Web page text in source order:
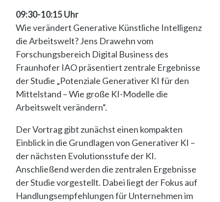
09:30-10:15 Uhr
Wie verändert Generative Künstliche Intelligenz
die Arbeitswelt? Jens Drawehn vom
Forschungsbereich Digital Business des
Fraunhofer IAO präsentiert zentrale Ergebnisse
der Studie „Potenziale Generativer KI für den
Mittelstand – Wie große KI-Modelle die
Arbeitswelt verändern“.
Der Vortrag gibt zunächst einen kompakten
Einblick in die Grundlagen von Generativer KI –
der nächsten Evolutionsstufe der KI.
Anschließend werden die zentralen Ergebnisse
der Studie vorgestellt. Dabei liegt der Fokus auf
Handlungsempfehlungen für Unternehmen im